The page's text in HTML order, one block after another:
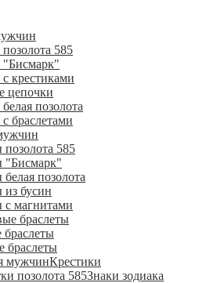
585
крестиками
цепочки
позолота
браслетами
позолота 585
"Бисмарк"
белая позолота
из бусин
с магнитами
браслеты
браслеты
мужчинКрестики
позолота 585Знаки зодиака